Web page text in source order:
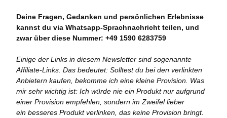
Deine Fragen, Gedanken und persönlichen Erlebnisse
kannst du via Whatsapp-Sprachnachricht teilen, und
zwar über diese Nummer: +49 1590 6283759
Einige der Links in diesem Newsletter sind sogenannte
Affiliate-Links. Das bedeutet: Solltest du bei den verlinkten
Anbietern kaufen, bekomme ich eine kleine Provision. Was
mir sehr wichtig ist: Ich würde nie ein Produkt nur aufgrund
einer Provision empfehlen, sondern im Zweifel lieber
ein besseres Produkt verlinken, das keine Provision bringt.